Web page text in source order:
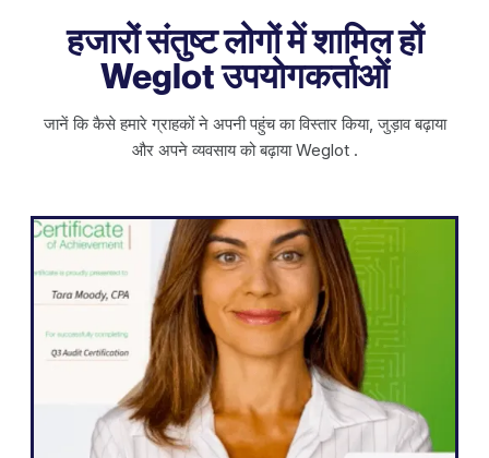
हजारों संतुष्ट लोगों में शामिल हों
Weglot उपयोगकर्ताओं
जानें कि कैसे हमारे ग्राहकों ने अपनी पहुंच का विस्तार किया, जुड़ाव बढ़ाया
और अपने व्यवसाय को बढ़ाया Weglot .
WordPress के
" Weglot "इससे हमें अपनी वेबसाइट का तेज़ी से पाँच
भाषाओं में विस्तार करने में मदद मिली। हमने अपने
अंतर्राष्ट्रीय दर्शकों की सहभागिता में पहले से ही